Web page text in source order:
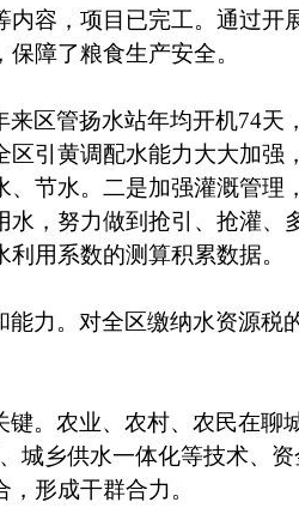
容，项目已完工。通过
障了粮食生产安全。
来区管扬水站年均开机74天
引黄调配水能力大大加
节水。二是加强灌溉管
，努力做到抢引、抢灌
用系数的测算积累数据。
力。对全区缴纳水资源税
。农业、农村、农民在
城乡供水一体化等技术、
形成干群合力。